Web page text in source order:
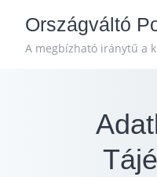
content
Országváltó
A megbízható iránytű a